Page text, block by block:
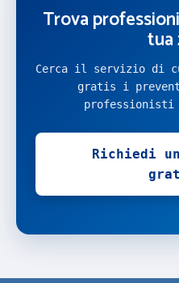
Trova
tua
Cerca il servizio di
gratis i
professionisti
Richiedi